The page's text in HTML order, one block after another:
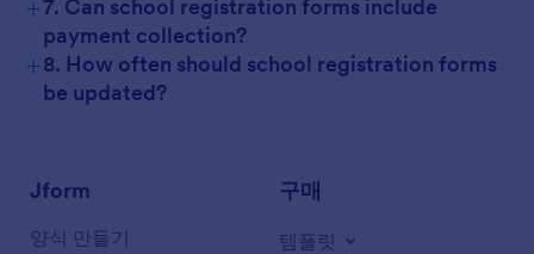
7. Can school registration forms include
payment collection?
+8. How often should school registration forms
be updated?
Jform
양식 만들기
구매
템플릿